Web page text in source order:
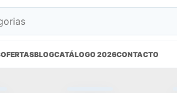
OFERTASBLOGCATÁLOGO 2026CONTACTO